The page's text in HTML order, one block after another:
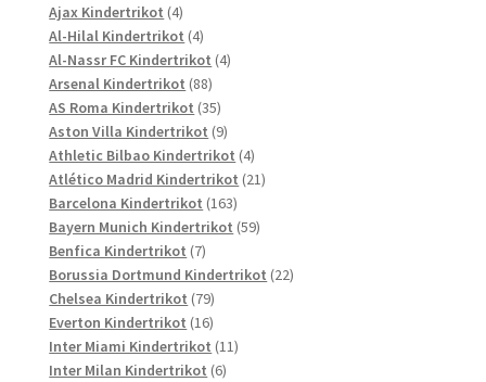
Ajax Kindertrikot 44
Produkte
Al-Hilal Kindertrikot 44
Produkte
Al-Nassr FC Kindertrikot 44
Arsenal Kindertrikot 8888
Produkte
AS Roma Kindertrikot 3535
Produkte
Aston Villa Kindertrikot 99
Produkte
Athletic Bilbao Kindertrikot 44
Produkte
Atlético Madrid Kindertrikot 2121
Barcelona Kindertrikot 163163
Produkte
Bayern Munich Kindertrikot 5959
Benfica Kindertrikot 77
Produkte
Borussia Dortmund Kindertrikot 2222
Chelsea Kindertrikot 7979
Produkte
Everton Kindertrikot 1616
Produkte
Inter Miami Kindertrikot 1111
Inter Milan Kindertrikot 66